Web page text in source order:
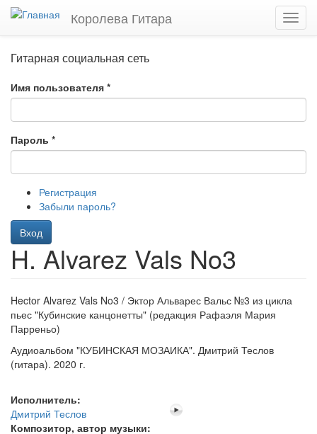
Перейти
Королева Гитара
Гитарная социальная сеть
Имя пользователя *
Пароль *
Регистрация
Забыли пароль?
Вход
H. Alvarez Vals No3
Hector Alvarez Vals No3 / Эктор Альварес Вальс №3 из цикла
пьес "Кубинские канцонетты" (редакция Рафаэля Мария
Парреньо)
Аудиоальбом "КУБИНСКАЯ МОЗАИКА". Дмитрий Теслов
(гитара). 2020 г.
Исполнитель:
Дмитрий Теслов
Композитор, автор музыки: